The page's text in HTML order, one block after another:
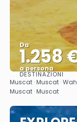
Da
1.258
a persona
DESTINAZIONI
Muscat · Muscat ·
Muscat · Muscat